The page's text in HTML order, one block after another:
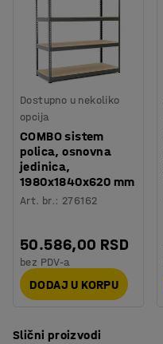
Dostupno u nekoliko
opcija
COMBO sistem
polica, osnovna
jedinica,
1980x1840x620 mm
Art. br.: 276162
50.586,00 RSD
bez PDV-a
DODAJ U KORPU
Slični proizvodi